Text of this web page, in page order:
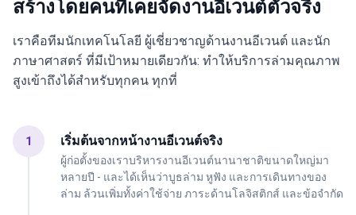
สร้างโดยคนที่เคยจัดงานอีเวนต์ตัวจริง
เราคือทีมนักเทคโนโลยี ผู้เชี่ยวชาญด้านงานอีเวนต์ และนัก
ภาษาศาสตร์ ที่มีเป้าหมายเดียวกัน: ทำให้บริการล่ามคุณภาพ
สูงเข้าถึงได้สำหรับทุกคน ทุกที่
1 เริ่มต้นจากหน้างานอีเวนต์จริง
ผู้ก่อตั้งของเราบริหารงานอีเวนต์นานาชาติขนาดใหญ่มา
หลายปี - และได้เห็นว่าบูธล่าม หูฟัง และการเดินทางของ
ล่าม ล้วนเพิ่มทั้งค่าใช้จ่าย ภาระด้านโลจิสติกส์ และข้อจำกัด